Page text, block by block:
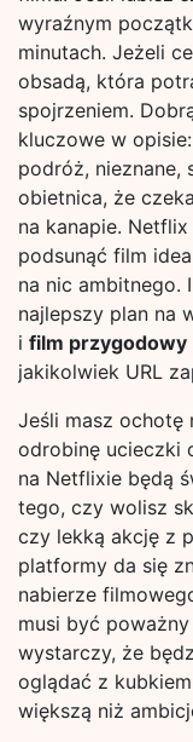
wyraźnym
minutach. Jeżeli
obsadą, która
spojrzeniem.
kluczowe w
podróż,
obietnica, że
na kanapie.
podsunąć film
na nic ambitnego.
najlepszy plan na
i film przygodowy
jakikolwiek URL
Jeśli masz ochotę
odrobinę ucieczki
na Netflixie będą
tego, czy wolisz
czy lekką akcję z
platformy da się
nabierze
musi być
wystarczy, że
oglądać z
większą niż